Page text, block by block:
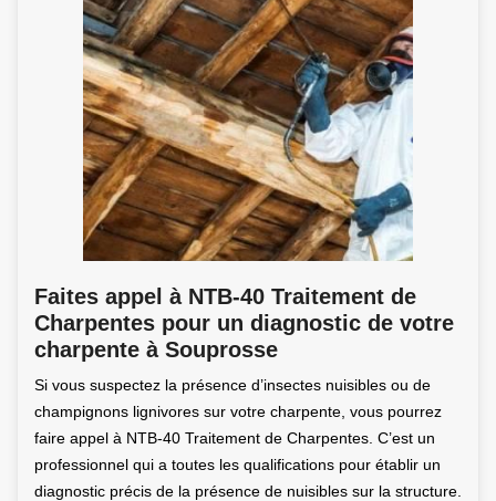
Faites appel à NTB-40 Traitement de
Charpentes pour un diagnostic de votre
charpente à Souprosse
Si vous suspectez la présence d’insectes nuisibles ou de
champignons lignivores sur votre charpente, vous pourrez
faire appel à NTB-40 Traitement de Charpentes. C’est un
professionnel qui a toutes les qualifications pour établir un
diagnostic précis de la présence de nuisibles sur la structure.